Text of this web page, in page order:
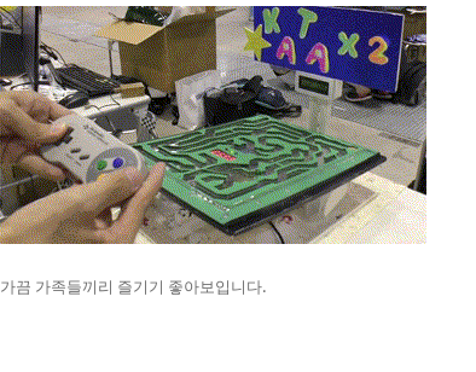
가끔 가족들끼리 즐기기 좋아보입니다.